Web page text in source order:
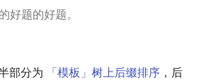
好题的好题。
部分为 「模板」树上后缀排序 ，后